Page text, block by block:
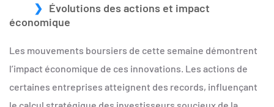
Évolutions des actions et impact
économique
Les mouvements boursiers de cette semaine démontrent
l’impact économique de ces innovations. Les actions de
certaines entreprises atteignent des records, influençant
le calcul stratégique des investisseurs soucieux de la